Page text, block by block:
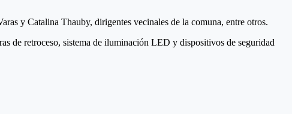
y Catalina Thauby, dirigentes vecinales de la comuna, entre otros.
de retroceso, sistema de iluminación LED y dispositivos de seguridad